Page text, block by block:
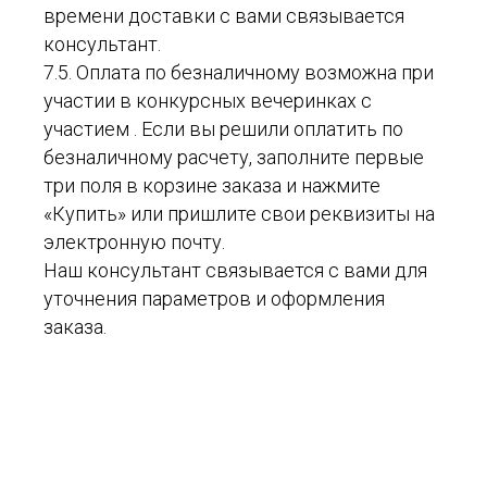
времени доставки с вами связывается
консультант.
7.5. Оплата по безналичному возможна при
участии в конкурсных вечеринках с
участием . Если вы решили оплатить по
безналичному расчету, заполните первые
три поля в корзине заказа и нажмите
«Купить» или пришлите свои реквизиты на
электронную почту.
Наш консультант связывается с вами для
уточнения параметров и оформления
заказа.